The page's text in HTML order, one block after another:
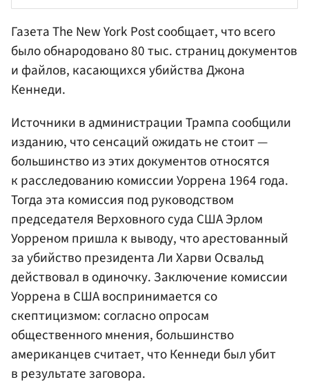
Газета The New York Post сообщает, что всего
было обнародовано 80 тыс. страниц документов
и файлов, касающихся убийства Джона
Кеннеди.
Источники в администрации Трампа сообщили
изданию, что сенсаций ожидать не стоит —
большинство из этих документов относятся
к расследованию комиссии Уоррена 1964 года.
Тогда эта комиссия под руководством
председателя Верховного суда США Эрлом
Уорреном пришла к выводу, что арестованный
за убийство президента Ли Харви Освальд
действовал в одиночку. Заключение комиссии
Уоррена в США воспринимается со
скептицизмом: согласно опросам
общественного мнения, большинство
американцев считает, что Кеннеди был убит
в результате заговора.